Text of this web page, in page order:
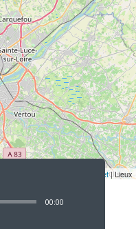
Leaflet| Lieux
00:00